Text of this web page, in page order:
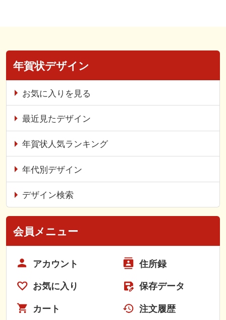
年賀状デザイン
お気に入りを見る
最近見たデザイン
年賀状人気ランキング
年代別デザイン
デザイン検索
会員メニュー
アカウント 住所録
お気に入り 保存データ
カート 注文履歴